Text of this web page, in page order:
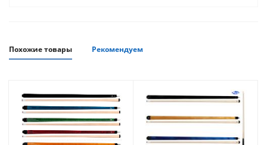
Похожие товары Рекомендуем